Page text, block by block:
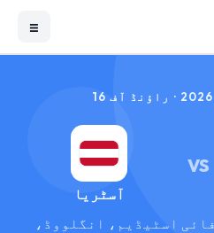
☰
VS
آسٹریا
· 19:00 · سوفائی اسٹیڈیم، انگلووڈ،